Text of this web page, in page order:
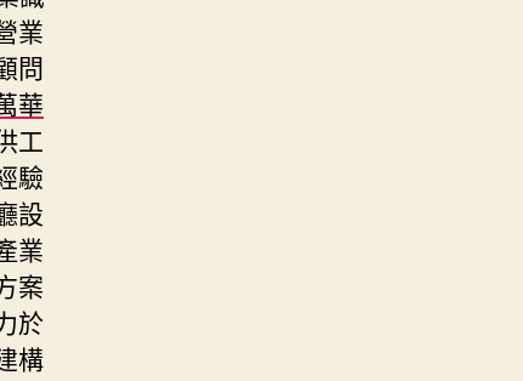
業
問
華
工
驗
設
業
案
於
構